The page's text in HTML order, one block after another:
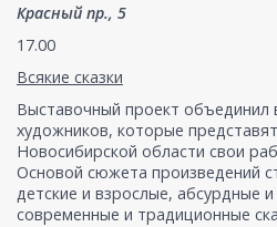
Красный пр., 5
17.00
Всякие сказки
Выставочный проект объединил
художников, которые
Новосибирской области свои
Основой сюжета произведений
детские и взрослые, абсурдные
современные и традиционные